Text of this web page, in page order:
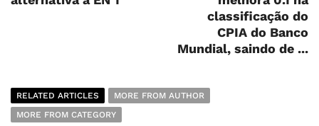
classificação do
CPIA do Banco
Mundial, saindo de ...
RELATED ARTICLES
MORE FROM AUTHOR
MORE FROM CATEGORY